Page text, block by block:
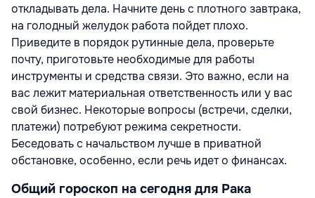
откладывать дела. Начните день с плотного завтрака,
на голодный желудок работа пойдет плохо.
Приведите в порядок рутинные дела, проверьте
почту, приготовьте необходимые для работы
инструменты и средства связи. Это важно, если на
вас лежит материальная ответственность или у вас
свой бизнес. Некоторые вопросы (встречи, сделки,
платежи) потребуют режима секретности.
Беседовать с начальством лучше в приватной
обстановке, особенно, если речь идет о финансах.
Общий гороскоп на сегодня для Рака